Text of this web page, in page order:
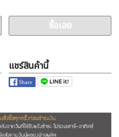
ซื้อเลย
แชร์สินค้านี้